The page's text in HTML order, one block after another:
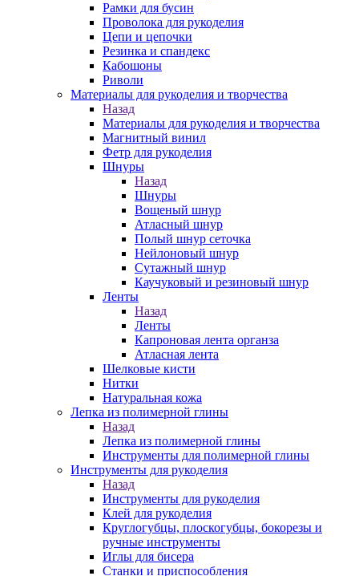
Рамки для бусин
Проволока для рукоделия
Цепи и цепочки
Резинка и спандекс
Кабошоны
Риволи
Материалы для рукоделия и творчества
Назад
Материалы для рукоделия и творчества
Магнитный винил
Фетр для рукоделия
Шнуры
Назад
Шнуры
Вощеный шнур
Атласный шнур
Полый шнур сеточка
Нейлоновый шнур
Сутажный шнур
Каучуковый и резиновый шнур
Ленты
Назад
Ленты
Капроновая лента органза
Атласная лента
Шелковые кисти
Нитки
Натуральная кожа
Лепка из полимерной глины
Назад
Лепка из полимерной глины
Инструменты для полимерной глины
Инструменты для рукоделия
Назад
Инструменты для рукоделия
Клей для рукоделия
Круглогубцы, плоскогубцы, бокорезы и
ручные инструменты
Иглы для бисера
Станки и приспособления